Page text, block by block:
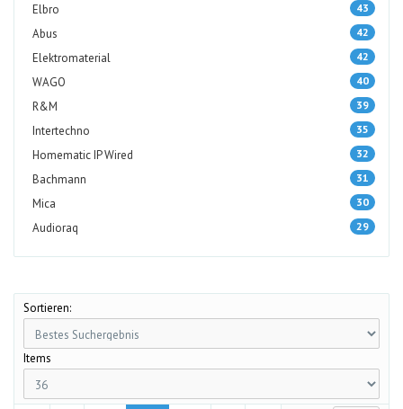
Elbro 43
Abus 42
Elektromaterial 42
WAGO 40
R&M 39
Intertechno 35
Homematic IP Wired 32
Bachmann 31
Mica 30
Audioraq 29
Sortieren:
Items